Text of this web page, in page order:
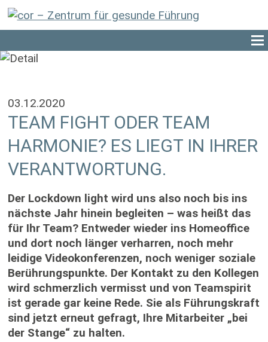
03.12.2020
TEAM FIGHT ODER TEAM
HARMONIE? ES LIEGT IN IHRER
VERANTWORTUNG.
Der Lockdown light wird uns also noch bis ins
nächste Jahr hinein begleiten – was heißt das
für Ihr Team? Entweder wieder ins Homeoffice
und dort noch länger verharren, noch mehr
leidige Videokonferenzen, noch weniger soziale
Berührungspunkte. Der Kontakt zu den Kollegen
wird schmerzlich vermisst und von Teamspirit
ist gerade gar keine Rede. Sie als Führungskraft
sind jetzt erneut gefragt, Ihre Mitarbeiter „bei
der Stange“ zu halten.